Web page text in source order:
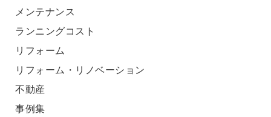
メンテナンス
ランニングコスト
リフォーム
リフォーム・リノベーション
不動産
事例集